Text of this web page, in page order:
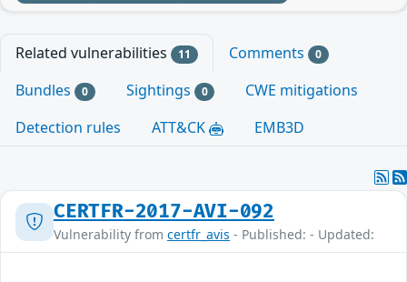
Related vulnerabilities 11 Comments 0
Bundles 0 Sightings 0
CWE mitigations
Detection rules
ATT&CK EMB3D
CERTFR-2017-AVI-092
Vulnerability from certfr_avis - Published: - Updated: